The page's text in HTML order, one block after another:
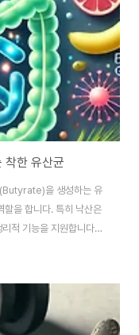
니다. 연구에 따르면, 에
착한 유산균
을 생성하는 유
할을 합니다. 특히 낙산은
적 기능을 지원합니다.
방법을 상세히 알아보
해하여 낙산을 생성합니
고 전신 건강에 긍정적
인체 내에서 다양한 기